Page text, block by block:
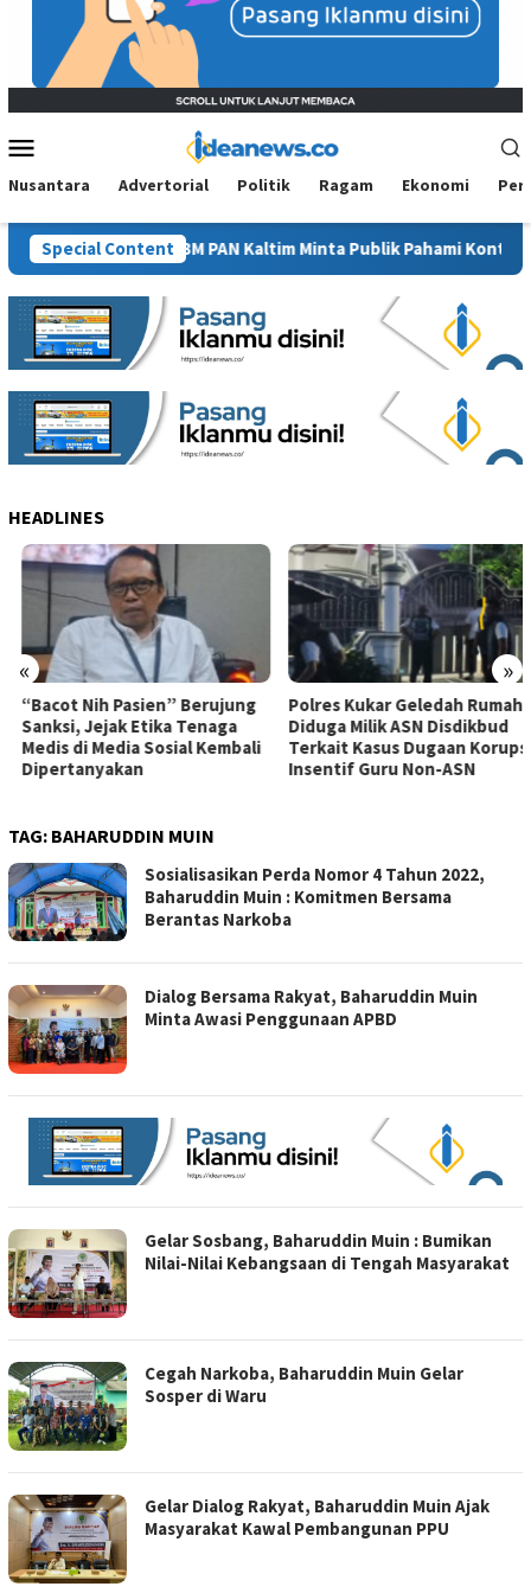
Menu
Nusantara Advertorial Politik Ragam Ekonomi
Special Content
Sawit”, BM PAN Kaltim Minta Publik Pahami Konteks Pidato
HEADLINES
« »
“Bacot Nih Pasien” Berujung
Sanksi, Jejak Etika Tenaga
Medis di Media Sosial Kembali
Dipertanyakan
Polres Kukar Geledah Rumah
Diduga Milik ASN Disdikbud
Terkait Kasus Dugaan Korupsi
Insentif Guru Non-ASN
TAG: BAHARUDDIN MUIN
Sosialisasikan Perda Nomor 4 Tahun 2022,
Baharuddin Muin : Komitmen Bersama
Berantas Narkoba
Dialog Bersama Rakyat, Baharuddin Muin
Minta Awasi Penggunaan APBD
Gelar Sosbang, Baharuddin Muin : Bumikan
Nilai-Nilai Kebangsaan di Tengah Masyarakat
Cegah Narkoba, Baharuddin Muin Gelar
Sosper di Waru
Gelar Dialog Rakyat, Baharuddin Muin Ajak
Masyarakat Kawal Pembangunan PPU